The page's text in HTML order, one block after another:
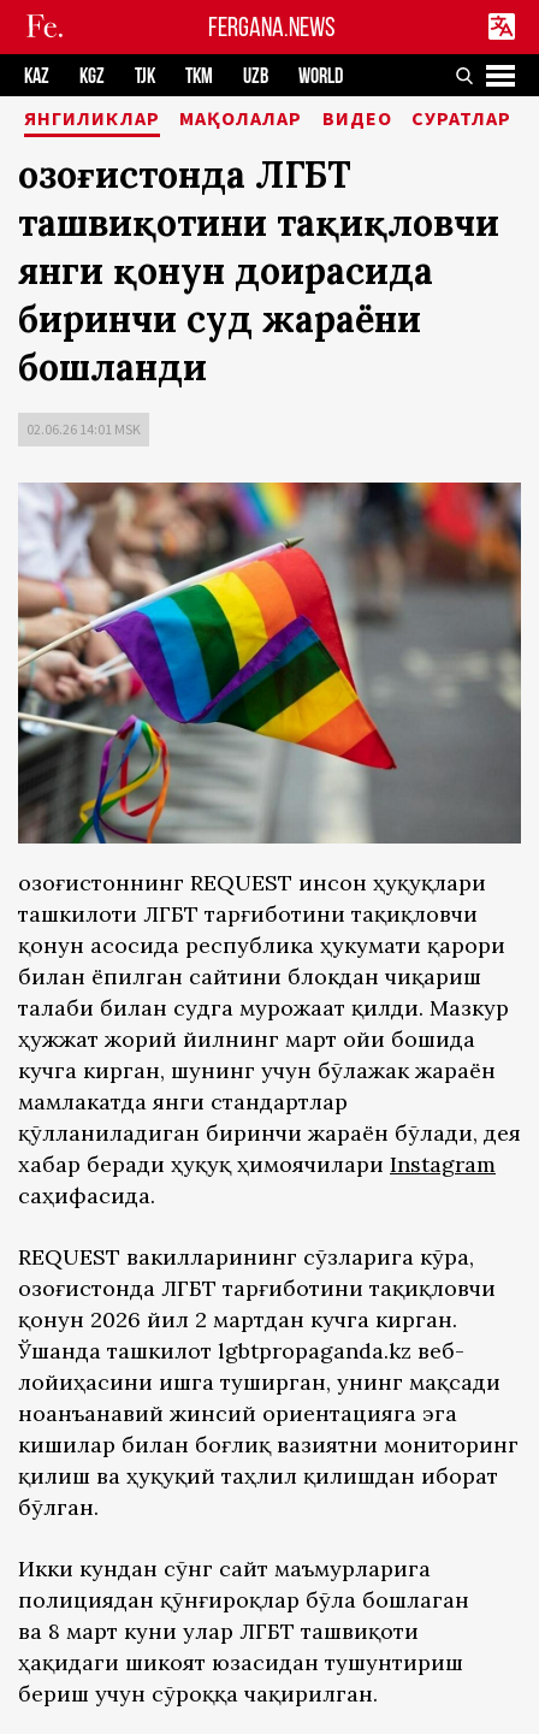
FERGANA.NEWS
KAZ KGZ TJK TKM UZB WORLD
ЯНГИЛИКЛАР МАҚОЛАЛАР ВИДЕО СУРАТЛАР
Қозоғистонда ЛГБТ
ташвиқотини тақиқловчи
янги қонун доирасида
биринчи суд жараёни
бошланди
02.06.26 14:01 MSK
Қозоғистоннинг REQUEST инсон ҳуқуқлари
ташкилоти ЛГБТ тарғиботини тақиқловчи
қонун асосида республика ҳукумати қарори
билан ёпилган сайтини блокдан чиқариш
талаби билан судга мурожаат қилди. Мазкур
ҳужжат жорий йилнинг март ойи бошида
кучга кирган, шунинг учун бўлажак жараён
мамлакатда янги стандартлар
қўлланиладиган биринчи жараён бўлади, дея
хабар беради ҳуқуқ ҳимоячилари Instagram
саҳифасида.
REQUEST вакилларининг сўзларига кўра,
Қозоғистонда ЛГБТ тарғиботини тақиқловчи
қонун 2026 йил 2 мартдан кучга кирган.
Ўшанда ташкилот lgbtpropaganda.kz веб-
лойиҳасини ишга туширган, унинг мақсади
ноанъанавий жинсий ориентацияга эга
кишилар билан боғлиқ вазиятни мониторинг
қилиш ва ҳуқуқий таҳлил қилишдан иборат
бўлган.
Икки кундан сўнг сайт маъмурларига
полициядан қўнғироқлар бўла бошлаган
ва 8 март куни улар ЛГБТ ташвиқоти
ҳақидаги шикоят юзасидан тушунтириш
бериш учун сўроққа чақирилган.